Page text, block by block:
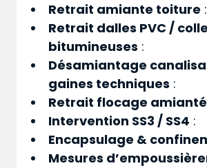
Retrait amiante toiture :
Retrait dalles PVC /
bitumineuses :
Désamiantage
gaines techniques :
Retrait flocage amianté
Intervention SS3 / SS4 :
Encapsulage &
Mesures